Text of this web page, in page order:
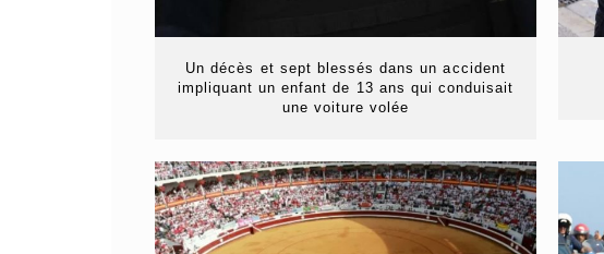
Un décès et sept blessés dans un accident
impliquant un enfant de 13 ans qui conduisait
une voiture volée